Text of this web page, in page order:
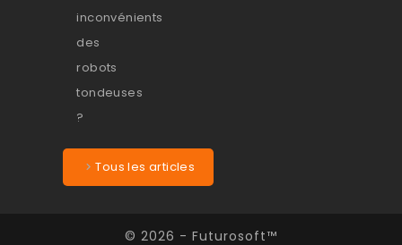
Tous les articles
© 2026 - Futurosoft™